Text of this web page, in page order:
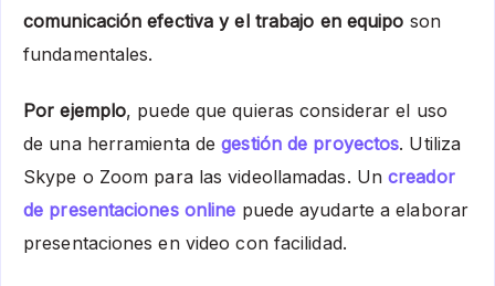
comunicación efectiva y el trabajo en equipo son
fundamentales.
Por ejemplo, puede que quieras considerar el uso
de una herramienta degestión de proyectos. Utiliza
Skype o Zoom para las videollamadas. Uncreador
de presentaciones online puede ayudarte a elaborar
presentaciones en video con facilidad.